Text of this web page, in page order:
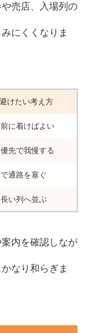
売店、入場列の
にくくなりま
避けたい考え方
に着けばよい
先で我慢する
通路を塞ぐ
い列へ並ぶ
内を確認しなが
なり和らぎま